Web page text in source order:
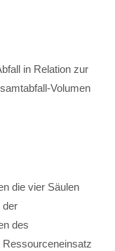
in Relation zur
Volumen
die vier Säulen
der
des